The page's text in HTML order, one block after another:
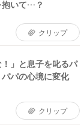
抱いて…？
クリップ
！」と息子を叱るパ
パの心境に変化
クリップ